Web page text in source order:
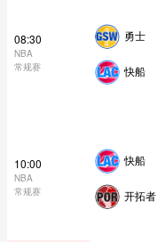
08:30
NBA
常规赛
勇士
快船
10:00
NBA
常规赛
快船
开拓者